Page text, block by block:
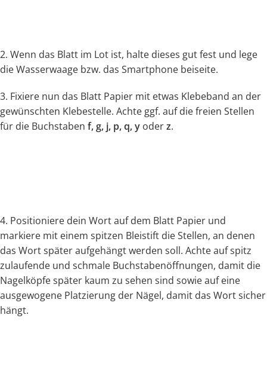
2. Wenn das Blatt im Lot ist, halte dieses gut fest und lege
die Wasserwaage bzw. das Smartphone beiseite.
3. Fixiere nun das Blatt Papier mit etwas Klebeband an der
gewünschten Klebestelle. Achte ggf. auf die freien Stellen
für die Buchstaben f, g, j, p, q, y oderz.
4. Positioniere dein Wort auf dem Blatt Papier und
markiere mit einem spitzen Bleistift die Stellen, an denen
das Wort später aufgehängt werden soll. Achte auf spitz
zulaufende und schmale Buchstabenöffnungen, damit die
Nagelköpfe später kaum zu sehen sind sowie auf eine
ausgewogene Platzierung der Nägel, damit das Wort sicher
hängt.